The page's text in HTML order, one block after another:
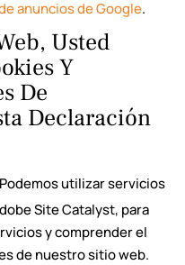
anuncios de Google.
Usted
Y
De
Declaración
Podemos utilizar servicios
Site Catalyst, para
y comprender el
de nuestro sitio web.